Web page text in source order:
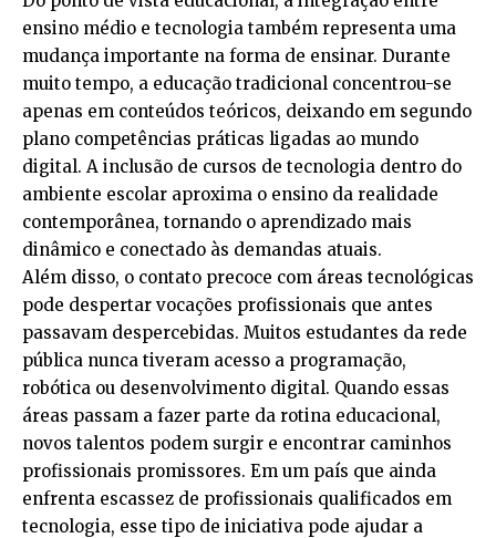
ensino médio e tecnologia também representa uma
mudança importante na forma de ensinar. Durante
muito tempo, a educação tradicional concentrou-se
apenas em conteúdos teóricos, deixando em segundo
plano competências práticas ligadas ao mundo
digital. A inclusão de cursos de tecnologia dentro do
ambiente escolar aproxima o ensino da realidade
contemporânea, tornando o aprendizado mais
dinâmico e conectado às demandas atuais.
Além disso, o contato precoce com áreas tecnológicas
pode despertar vocações profissionais que antes
passavam despercebidas. Muitos estudantes da rede
pública nunca tiveram acesso a programação,
robótica ou desenvolvimento digital. Quando essas
áreas passam a fazer parte da rotina educacional,
novos talentos podem surgir e encontrar caminhos
profissionais promissores. Em um país que ainda
enfrenta escassez de profissionais qualificados em
tecnologia, esse tipo de iniciativa pode ajudar a